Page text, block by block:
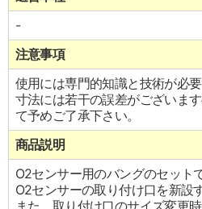
-
注意事項
使用には専門的知識と技術が必要
寸法には若干の誤差がございま
て予めご了承下さい。
商品説明
O2センサー用のバングのセットで
O2センサーの取り付け口を新設